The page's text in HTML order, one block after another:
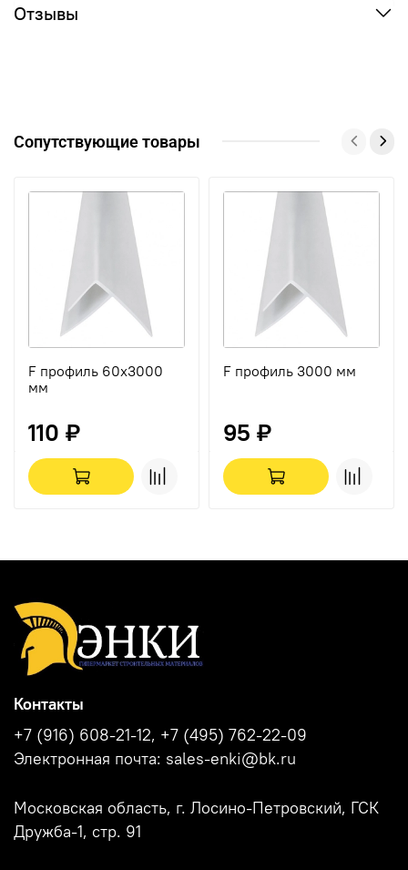
Отзывы
Сопутствующие товары
F профиль 60х3000
мм
110 ₽
F профиль 3000 мм
95 ₽
Контакты
+7 (916) 608-21-12, +7 (495) 762-22-09
Электронная почта: sales-enki@bk.ru
Московская область, г. Лосино-Петровский, ГСК
Дружба-1, стр. 91